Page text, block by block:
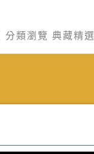
分類瀏覽 典藏精選